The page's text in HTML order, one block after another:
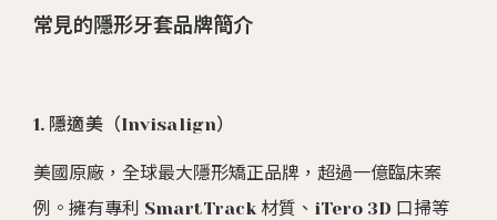
常見的隱形牙套品牌簡介
1. 隱適美（Invisalign）
美國原廠，全球最大隱形矯正品牌，超過一億臨床案
例。擁有專利 SmartTrack 材質、iTero 3D 口掃等